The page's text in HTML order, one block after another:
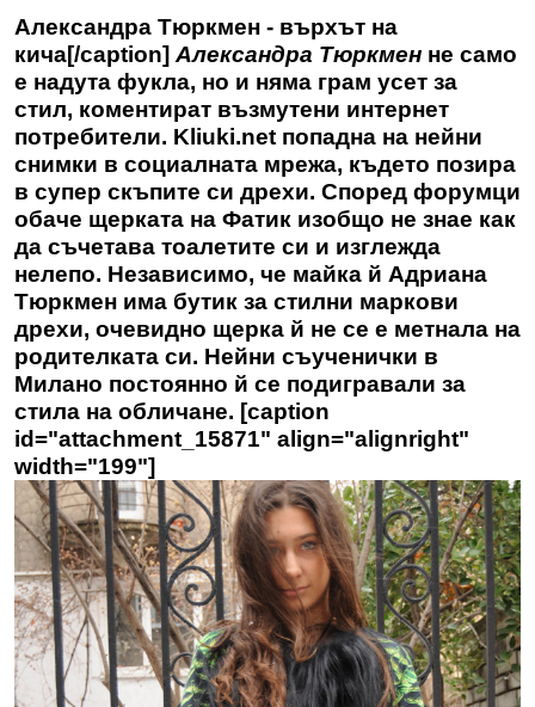
Александра Тюркмен - върхът на
кича[/caption]Александра Тюркмен не само
е надута фукла, но и няма грам усет за
стил, коментират възмутени интернет
потребители. Kliuki.net попадна на нейни
снимки в социалната мрежа, където позира
в супер скъпите си дрехи. Според форумци
обаче щерката на Фатик изобщо не знае как
да съчетава тоалетите си и изглежда
нелепо. Независимо, че майка й Адриана
Тюркмен има бутик за стилни маркови
дрехи, очевидно щерка й не се е метнала на
родителката си. Нейни съученички в
Милано постоянно й се подигравали за
стила на обличане. [caption
id="attachment_15871" align="alignright"
width="199"]